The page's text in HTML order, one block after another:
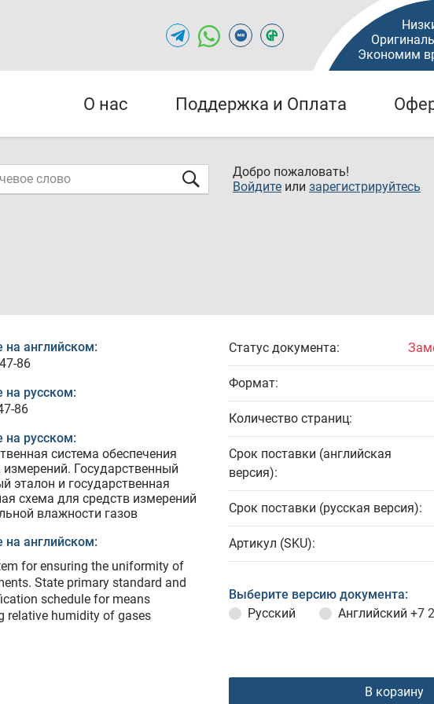
Экономим
О нас Поддержка и Оплата
Добро пожаловать!
Войдите или зарегистрируйтесь
на английском:
86
на русском:
86
на русском:
система обеспечения
измерений. Государственный
эталон и государственная
схема для средств измерений
влажности газов
на английском:
for ensuring the uniformity of
State primary standard and
schedule for means
relative humidity of gases
Статус документа:
Формат:
Количество страниц:
Срок поставки (английская
версия):
Срок поставки (русская версия):
Артикул (SKU):
Выберите версию документа:
Русский
Английский +7
В корзину